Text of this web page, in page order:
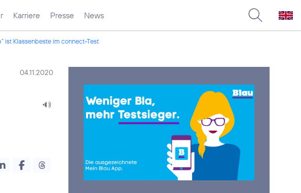
Karriere Presse News
ist Klassenbeste im connect-Test
04.11.2020